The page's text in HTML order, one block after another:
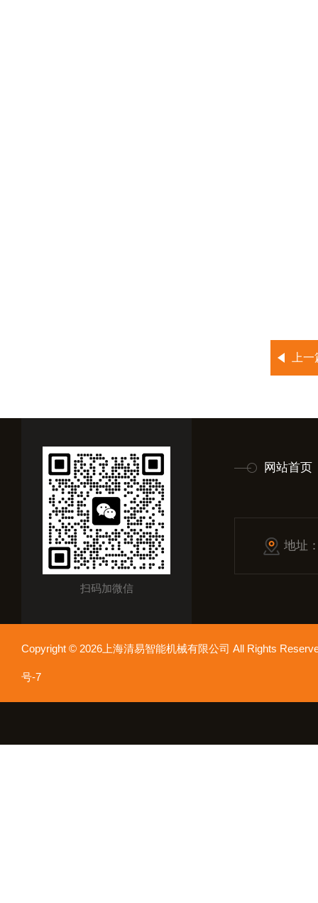
上
扫码加微信
网站首页
地址
Copyright © 2026上海清易智能机械有限公司 All Rights
号-7